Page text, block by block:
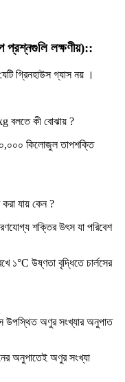
প্রশ্নগুলি লক্ষণীয়)::
গ্রিনহাউস গ্যাস নয় ।
বলতে কী বোঝায় ?
কিলোজুল তাপশক্তি
যায় কেন ?
শক্তির উৎস যা পরিবেশ
১°C উষ্ণতা বৃদ্ধিতে চার্লসের
অণুর সংখ্যার অনুপাত
অনুপাতেই অণুর সংখ্যা